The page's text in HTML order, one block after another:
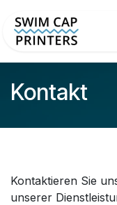
Kontakt
Kontaktieren Sie
unserer